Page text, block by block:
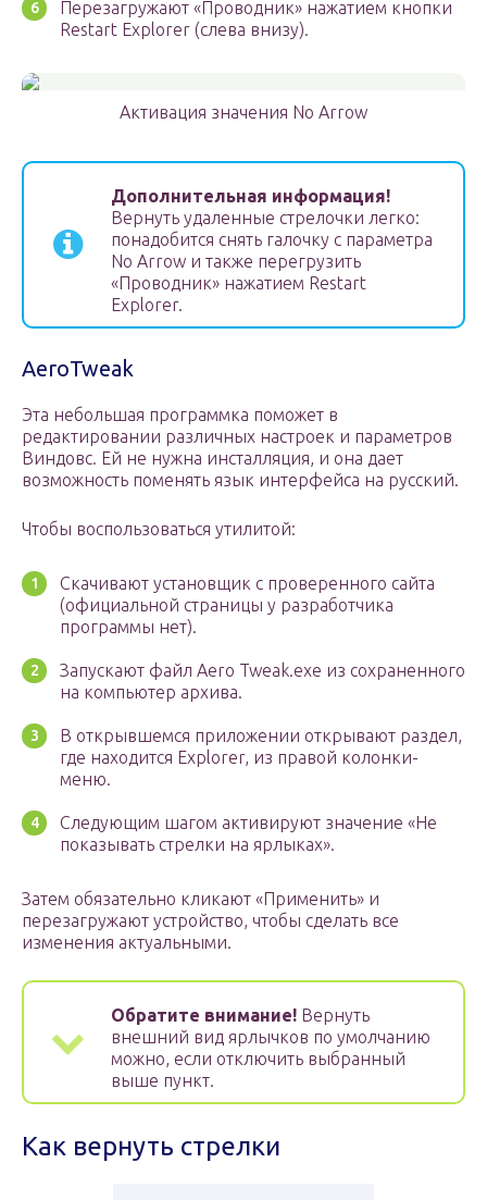
Перезагружают «Проводник» нажатием кнопки
Restart Explorer (слева внизу).
Активация значения No Arrow
Дополнительная информация!
Вернуть удаленные стрелочки легко:
понадобится снять галочку с параметра
No Arrow и также перегрузить
«Проводник» нажатием Restart
Explorer.
AeroTweak
Эта небольшая программка поможет в
редактировании различных настроек и параметров
Виндовс. Ей не нужна инсталляция, и она дает
возможность поменять язык интерфейса на русский.
Чтобы воспользоваться утилитой:
Скачивают установщик с проверенного сайта
(официальной страницы у разработчика
программы нет).
Запускают файл Aero Tweak.exe из сохраненного
на компьютер архива.
В открывшемся приложении открывают раздел,
где находится Explorer, из правой колонки-
меню.
Следующим шагом активируют значение «Не
показывать стрелки на ярлыках».
Затем обязательно кликают «Применить» и
перезагружают устройство, чтобы сделать все
изменения актуальными.
Обратите внимание! Вернуть
внешний вид ярлычков по умолчанию
можно, если отключить выбранный
выше пункт.
Как вернуть стрелки